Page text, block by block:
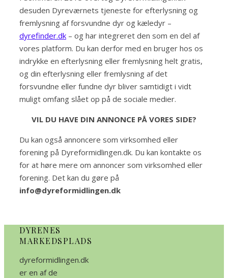
desuden Dyreværnets tjeneste for efterlysning og
fremlysning af forsvundne dyr og kæledyr –
dyrefinder.dk – og har integreret den som en del af
vores platform. Du kan derfor med en bruger hos os
indrykke en efterlysning eller fremlysning helt gratis,
og din efterlysning eller fremlysning af det
forsvundne eller fundne dyr bliver samtidigt i vidt
muligt omfang slået op på de sociale medier.
VIL DU HAVE DIN ANNONCE PÅ VORES SIDE?
Du kan også annoncere som virksomhed eller
forening på Dyreformidlingen.dk. Du kan kontakte os
for at høre mere om annoncer som virksomhed eller
forening. Det kan du gøre på
info@dyreformidlingen.dk
DYRENES
MARKEDSPLADS
dyreformidlingen.dk
er en af de